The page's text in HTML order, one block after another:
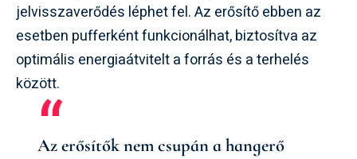
jelvisszaverődés léphet fel. Az erősítő ebben az
esetben pufferként funkcionálhat, biztosítva az
optimális energiaátvitelt a forrás és a terhelés
között.
Az erősítők nem csupán a hangerő